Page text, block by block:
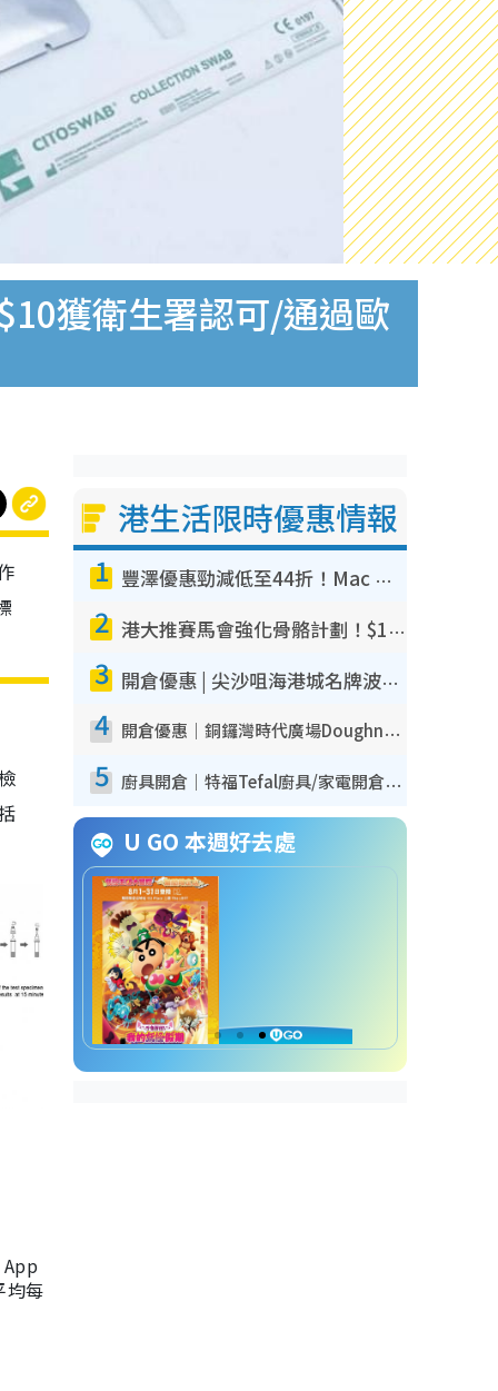
獲衛生署認可/通過歐
均每
港生活限時優惠情報
1 豐澤優惠勁減低至44折！Mac mini/iPhone17Pro大減價！廚房家電$220起
2 港大推賽馬會強化骨骼計劃！$100骨質密度X光檢查 完成免費運動訓練送超市禮券！附參加資格
3 開倉優惠 | 尖沙咀海港城名牌波鞋開倉低至1折！On鞋$899起／Joy&Peace鞋履$98起
4 開倉優惠｜銅鑼灣時代廣場Doughnut/Campo Marzio開倉低至1折！背囊、書包、手袋劈價$200起
5 廚具開倉｜特福Tefal廚具/家電開倉低至3折！$220起買平底鍋/炒鑊/湯煲！電飯煲/吸塵機/燙斗$418起
U GO 本週好去處